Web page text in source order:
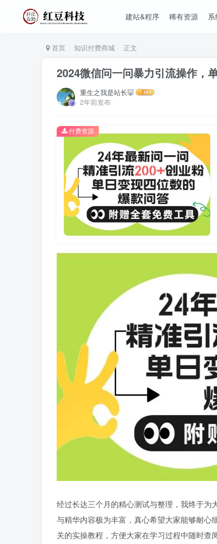
建站&程序 稀有资源
首页 知识付费商城 正文
2024微信问一问暴力引流操作，
重生之我是站长🐷
2年前发布
付费资源
经过长达三个月的精心测试与整理，我终于
与精华内容极为丰富，真心希望大家能够耐
关的实操教程，方便大家在学习过程中随时